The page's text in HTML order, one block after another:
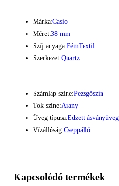
Márka:Casio
Méret:38 mm
Szíj anyaga:FémTextil
Szerkezet:Quartz
Számlap színe:Pezsgőszín
Tok színe:Arany
Üveg típusa:Edzett ásványüveg
Vízállóság:Cseppálló
Kapcsolódó termékek